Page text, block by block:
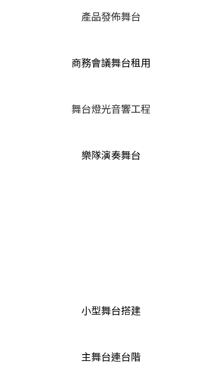
產品發佈舞台
商務會議舞台租用
舞台燈光音響工程
樂隊演奏舞台
小型舞台搭建
主舞台連台階